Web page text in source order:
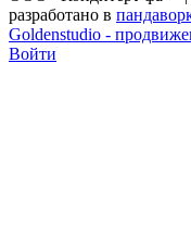
разработано в
Goldenstudio -
Войти